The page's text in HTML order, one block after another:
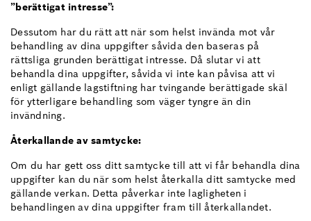
”berättigat intresse”:
Dessutom har du rätt att när som helst invända mot vår
behandling av dina uppgifter såvida den baseras på
rättsliga grunden berättigat intresse. Då slutar vi att
behandla dina uppgifter, såvida vi inte kan påvisa att vi
enligt gällande lagstiftning har tvingande berättigade skäl
för ytterligare behandling som väger tyngre än din
invändning.
Återkallande av samtycke:
Om du har gett oss ditt samtycke till att vi får behandla dina
uppgifter kan du när som helst återkalla ditt samtycke med
gällande verkan. Detta påverkar inte lagligheten i
behandlingen av dina uppgifter fram till återkallandet.